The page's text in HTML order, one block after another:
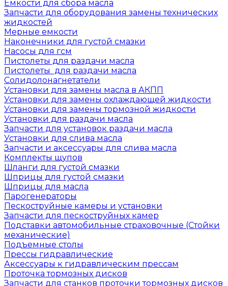
Емкости для сбора масла
Запчасти для оборудования замены технических
жидкостей
Мерные емкости
Наконечники для густой смазки
Насосы для гсм
Пистолеты для раздачи масла
Пистолеты для раздачи масла
Солидолонагнетатели
Установки для замены масла в АКПП
Установки для замены охлаждающей жидкости
Установки для замены тормозной жидкости
Установки для раздачи масла
Запчасти для установок раздачи масла
Установки для слива масла
Запчасти и аксессуары для слива масла
Комплекты щупов
Шланги для густой смазки
Шприцы для густой смазки
Шприцы для масла
Парогенераторы
Пескоструйные камеры и установки
Запчасти для пескоструйных камер
Подставки автомобильные страховочные (Стойки
механические)
Подъемные столы
Прессы гидравлические
Аксессуары к гидравлическим прессам
Проточка тормозных дисков
Запчасти для станков проточки тормозных дисков